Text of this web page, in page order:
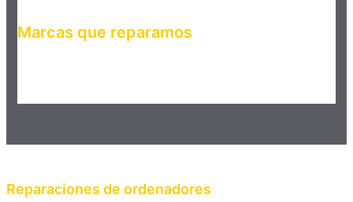
Marcas que reparamos
Reparaciones de ordenadores